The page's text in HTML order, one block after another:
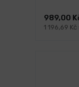
989,00
1 196,69 Kč